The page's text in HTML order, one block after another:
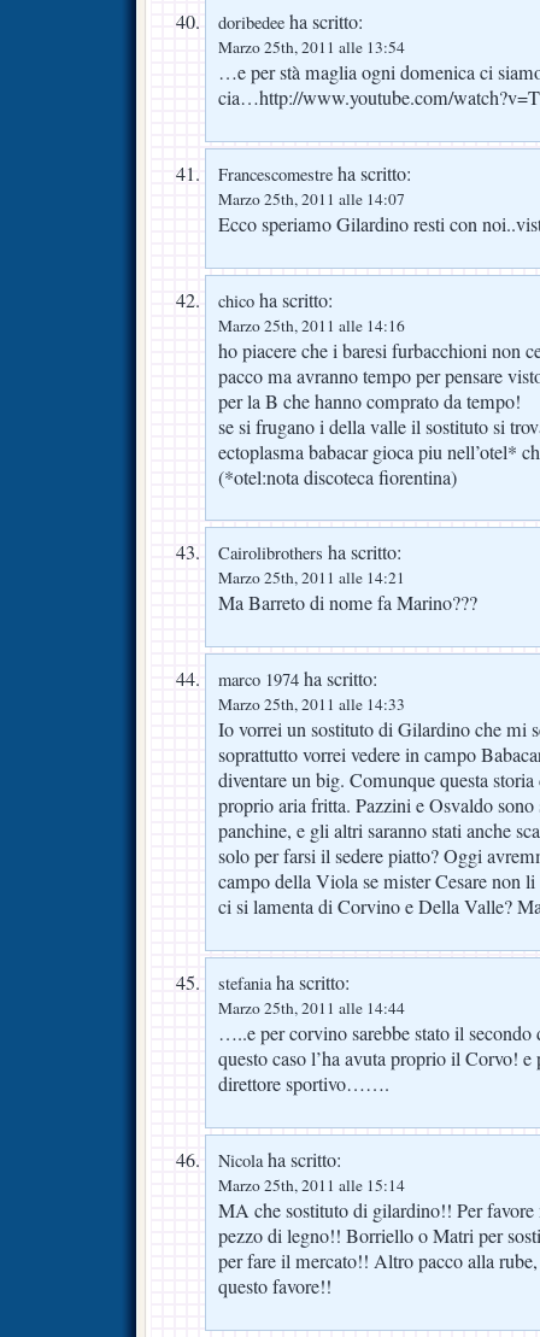
doribedee ha scritto:
Marzo 25th, 2011 alle 13:54
…e per stà maglia ogni domenica ci
cia…http://www.youtube.com/
Francescomestre ha scritto:
Marzo 25th, 2011 alle 14:07
Ecco speriamo Gilardino resti con
chico ha scritto:
Marzo 25th, 2011 alle 14:16
ho piacere che i baresi furbacchioni non
pacco ma avranno tempo per pensare
per la B che hanno comprato da tempo!
se si frugano i della valle il sostituto si
ectoplasma babacar gioca piu nell’otel*
(*otel:nota discoteca fiorentina)
Cairolibrothers ha scritto:
Marzo 25th, 2011 alle 14:21
Ma Barreto di nome fa Marino???
marco 1974 ha scritto:
Marzo 25th, 2011 alle 14:33
Io vorrei un sostituto di Gilardino che mi
soprattutto vorrei vedere in campo
diventare un big. Comunque questa
proprio aria fritta. Pazzini e Osvaldo
panchine, e gli altri saranno stati anche
solo per farsi il sedere piatto? Oggi
campo della Viola se mister Cesare non li
ci si lamenta di Corvino e Della Valle?
stefaniaha scritto:
Marzo 25th, 2011 alle 14:44
…..e per corvino sarebbe stato il
questo caso l’ha avuta proprio il Corvo! e
direttore sportivo…….
Nicolaha scritto:
Marzo 25th, 2011 alle 15:14
MA che sostituto di gilardino!! Per
pezzo di legno!! Borriello o Matri per
per fare il mercato!! Altro pacco alla
questo favore!!